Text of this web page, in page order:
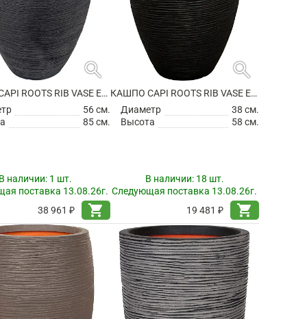
search
КАШПО CAPI ROOTS RIB VASE ELEGANT DELUXE BLACK
56 см.
85 см.
наличии: 1 шт.
поставка 13.08.26г.
38 961 ₽
shopping_cart
search
КАШПО CAPI ROOTS RIB VASE ELEGANT DELUXE BLACK
Диаметр
38 см.
Высота
58 см.
В наличии: 18 шт.
Следующая поставка 13.08.26г.
19 481 ₽
shopping_cart